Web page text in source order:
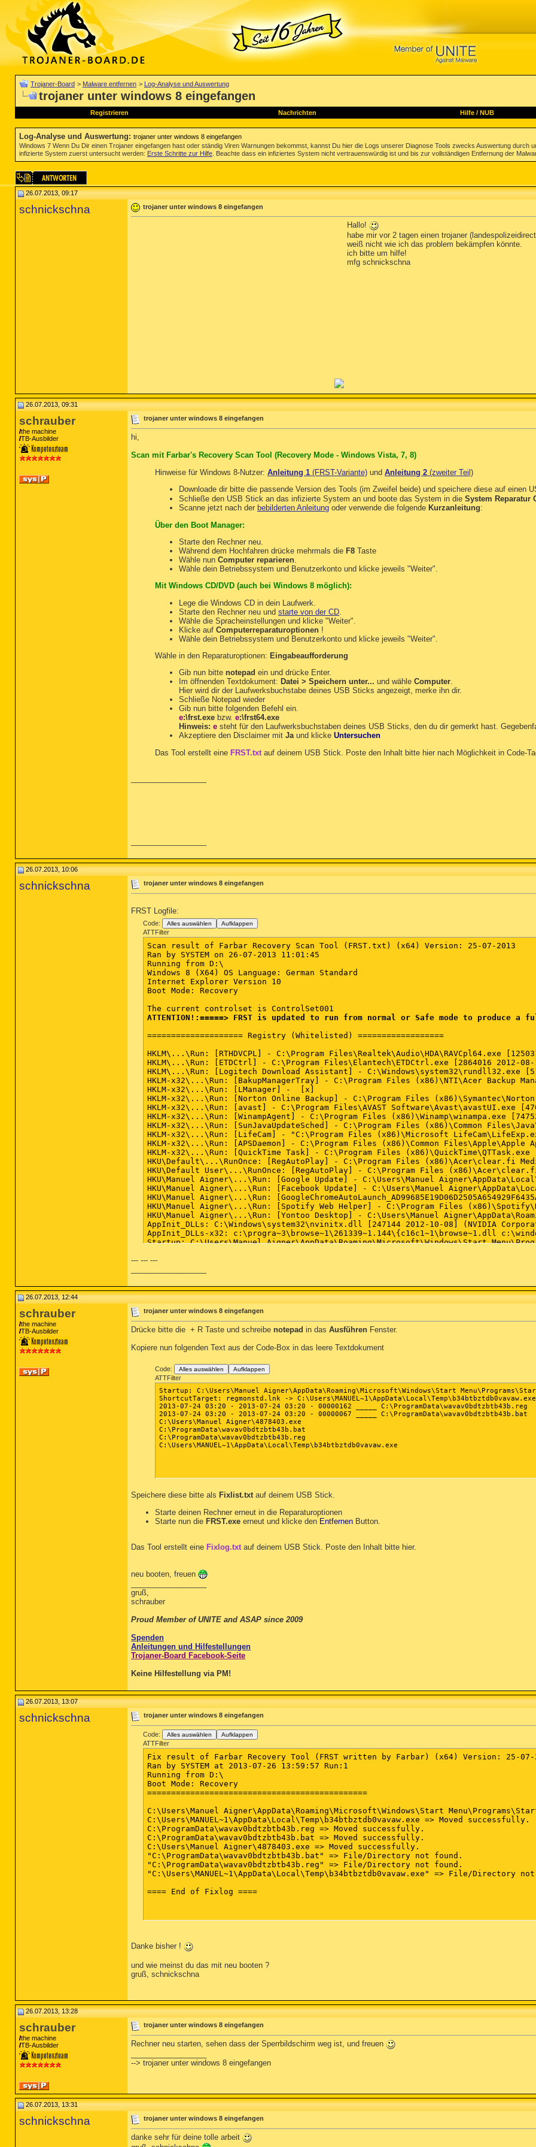
Trojaner-Board > Malware entfernen > Log-Analyse und Auswertung
trojaner unter windows 8 eingefangen
Registrieren Nachrichten Hilfe/ NUB
Log-Analyse und Auswertung: trojaner unter windows 8 eingefangen
Windows 7 Wenn Du Dir einen Trojaner eingefangen hast oder ständig Viren Warnungen bekommst, kannst Du hier die Logs unserer Diagnose Tools zwecks Auswertung
infizierte System zuerst untersucht werden: Erste Schritte zur Hilfe . Beachte dass ein infiziertes System nicht vertrauenswürdig ist und bis zur vollständigen Entfernung der
26.07.2013, 09:17
schnickschna trojaner unter windows 8 eingefangen
Hallo!
habe mir vor 2 tagen einen trojaner
weiß nicht wie ich das problem bekämpfen könnte.
ich bitte um hilfe!
mfg schnickschna
26.07.2013, 09:31
schrauber
the machine
TB-Ausbilder
trojaner unter windows 8 eingefangen
hi,
Scan mit Farbar's Recovery Scan Tool (Recovery Mode - Windows Vista, 7, 8)
Hinweise für Windows 8-Nutzer: Anleitung 1 (FRST-Variante) und Anleitung 2 (zweiter Teil)
Downloade dir bitte die passende Version des Tools (im Zweifel beide) und speichere diese auf einen
Schließe den USB Stick an das infizierte System an und boote das System in die System Reparatur
Scanne jetzt nach der bebilderten Anleitung oder verwende die folgende Kurzanleitung:
Über den Boot Manager:
Starte den Rechner neu.
Während dem Hochfahren drücke mehrmals die F8 Taste
Wähle nun Computer reparieren.
Wähle dein Betriebssystem und Benutzerkonto und klicke jeweils "Weiter".
Mit Windows CD/DVD (auch bei Windows 8 möglich):
Lege die Windows CD in dein Laufwerk.
Starte den Rechner neu und starte von der CD
Wähle die Spracheinstellungen und klicke "Weiter".
Klicke auf Computerreparaturoptionen !
Wähle dein Betriebssystem und Benutzerkonto und klicke jeweils "Weiter".
Wähle in den Reparaturoptionen: Eingabeaufforderung
Gib nun bitte notepad ein und drücke Enter.
Im öffnenden Textdokument: Datei > Speichern unter... und wähle Computer.
Hier wird dir der Laufwerksbuchstabe deines USB Sticks angezeigt, merke ihn dir.
Schließe Notepad wieder
Gib nun bitte folgenden Befehl ein.
e:\frst.exe bzw. e:\frst64.exe
Hinweis: e steht für den Laufwerksbuchstaben deines USB Sticks, den du dir gemerkt hast.
Akzeptiere den Disclaimer mit Jaund klicke Untersuchen
Das Tool erstellt eine FRST.txt auf deinem USB Stick. Poste den Inhalt bitte hier nach Möglichkeit in Code-
26.07.2013, 10:06
schnickschna trojaner unter windows 8 eingefangen
FRST Logfile:
Code: Alles auswählen Aufklappen
ATTFilter
Scan result of Farbar Recovery Scan Tool (FRST.txt) (x64) Version: 25-07-2013
Ran by SYSTEM on 26-07-2013 11:01:45
Running from D:\
Windows 8 (X64) OS Language: German Standard
Internet Explorer Version 10
Boot Mode: Recovery
ATTENTION!:=====> FRST is updated to run from normal or Safe mode to
--- --- ---
26.07.2013, 12:44
schrauber
the machine
TB-Ausbilder
trojaner unter windows 8 eingefangen
Drücke bitte die + R Taste und schreibe notepad in das Ausführen Fenster.
Kopiere nun folgenden Text aus der Code-Box in das leere Textdokument
Code: Alles auswählen Aufklappen
ATTFilter
Startup: C:\Users\Manuel Aigner\AppData\Roaming\Microsoft\Windows\Start
ShortcutTarget: regmonstd.lnk ->
2013-07-24 03:20 - 2013-07-24 03:20 - 00000162 _____ C:\ProgramData\wavav0bdtzbtb43b.reg
2013-07-24 03:20 - 2013-07-24 03:20 - 00000067 _____ C:\ProgramData\wavav0bdtzbtb43b.bat
C:\Users\Manuel Aigner\4878403.exe
C:\ProgramData\wavav0bdtzbtb43b.bat
C:\ProgramData\wavav0bdtzbtb43b.reg
C:\Users\MANUEL~1\AppData\Local\Temp\b34btbztdb0vavaw.exe
Speichere diese bitte als Fixlist.txtauf deinem USB Stick.
Starte deinen Rechner erneut in die Reparaturoptionen
Starte nun die FRST.exe erneut und klicke den Entfernen Button.
Das Tool erstellt eine Fixlog.txt auf deinem USB Stick. Poste den Inhalt bitte hier.
neu booten, freuen
gruß,
schrauber
Proud Member of UNITE and ASAP since 2009
Spenden
Anleitungen und Hilfestellungen
Trojaner-Board Facebook-Seite
Keine Hilfestellung via PM!
26.07.2013, 13:07
schnickschna trojaner unter windows 8 eingefangen
Code: Alles auswählen Aufklappen
ATTFilter
Fix result of Farbar Recovery Tool (FRST written by Farbar) (x64) Version: 25-07-
Ran by SYSTEM at 2013-07-26 13:59:57 Run:1
Running from D:\
Boot Mode: Recovery
==============================================
C:\Users\Manuel Aigner\AppData\Roaming\Microsoft\Windows\Start
C:\Users\MANUEL~1\AppData\Local\Temp\b34btbztdb0vavaw.exe => Moved successfully.
C:\ProgramData\wavav0bdtzbtb43b.reg => Moved successfully.
C:\ProgramData\wavav0bdtzbtb43b.bat => Moved successfully.
C:\Users\Manuel Aigner\4878403.exe => Moved successfully.
"C:\ProgramData\wavav0bdtzbtb43b.bat" => File/Directory not found.
"C:\ProgramData\wavav0bdtzbtb43b.reg" => File/Directory not found.
"C:\Users\MANUEL~1\AppData\Local\Temp\b34btbztdb0vavaw.exe" => File/Directory
==== End of Fixlog ====
Danke bisher !
und wie meinst du das mit neu booten ?
gruß, schnickschna
26.07.2013, 13:28
schrauber
the machine
TB-Ausbilder
trojaner unter windows 8 eingefangen
Rechner neu starten, sehen dass der Sperrbildschirm weg ist, und freuen
--> trojaner unter windows 8 eingefangen
26.07.2013, 13:31
schnickschna trojaner unter windows 8 eingefangen
danke sehr für deine tolle arbeit